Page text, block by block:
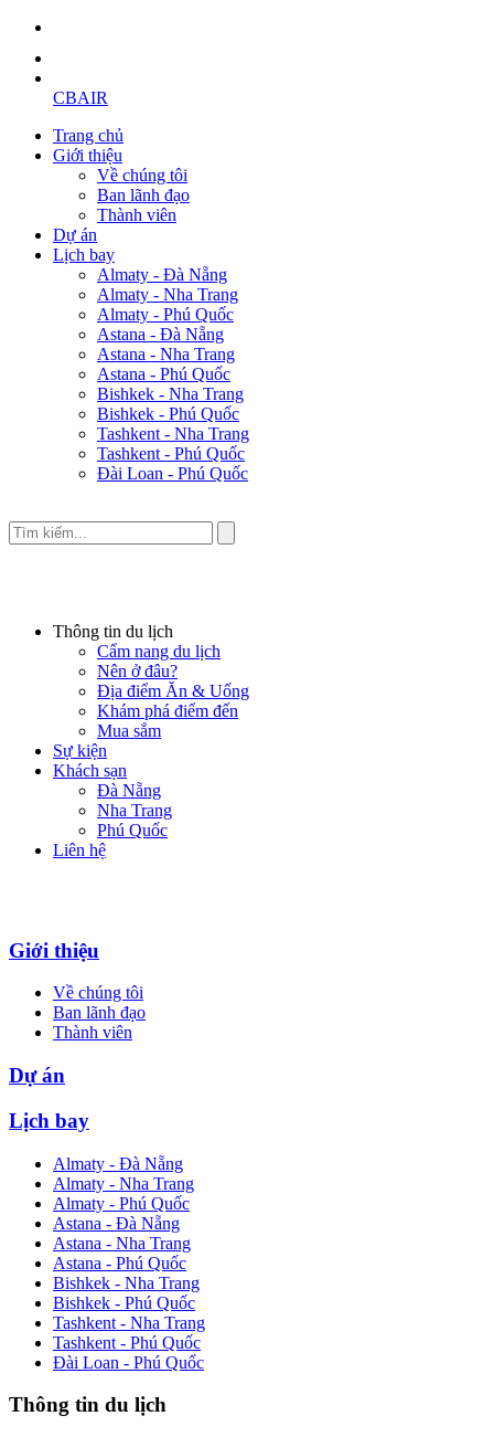
CBAIR
Trang chủ
Giới thiệu
Về chúng tôi
Ban lãnh đạo
Thành viên
Dự án
Lịch bay
Almaty - Đà Nẵng
Almaty - Nha Trang
Almaty - Phú Quốc
Astana - Đà Nẵng
Astana - Nha Trang
Astana - Phú Quốc
Bishkek - Nha Trang
Bishkek - Phú Quốc
Tashkent - Nha Trang
Tashkent - Phú Quốc
Đài Loan - Phú Quốc
Thông tin du lịch
Cẩm nang du lịch
Nên ở đâu?
Địa điểm Ăn & Uống
Khám phá điểm đến
Mua sắm
Sự kiện
Khách sạn
Đà Nẵng
Nha Trang
Phú Quốc
Liên hệ
Giới thiệu
Về chúng tôi
Ban lãnh đạo
Thành viên
Dự án
Lịch bay
Almaty - Đà Nẵng
Almaty - Nha Trang
Almaty - Phú Quốc
Astana - Đà Nẵng
Astana - Nha Trang
Astana - Phú Quốc
Bishkek - Nha Trang
Bishkek - Phú Quốc
Tashkent - Nha Trang
Tashkent - Phú Quốc
Đài Loan - Phú Quốc
Thông tin du lịch